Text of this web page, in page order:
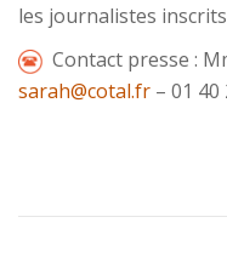
les journalistes inscrits
Contact presse :
sarah@cotal.fr – 01 40